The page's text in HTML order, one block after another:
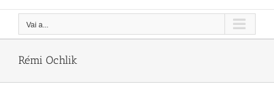
Vai a...
Rémi Ochlik